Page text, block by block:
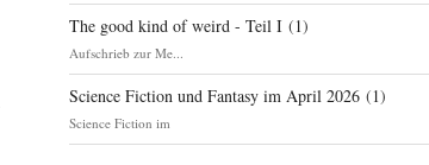
The good kind of weird - Teil I (1)
Aufschrieb zur Me...
Science Fiction und Fantasy im April 2026 (1)
Science Fiction im